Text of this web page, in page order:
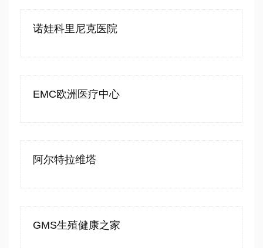
诺娃科里尼克医院
EMC欧洲医疗中心
阿尔特拉维塔
GMS生殖健康之家